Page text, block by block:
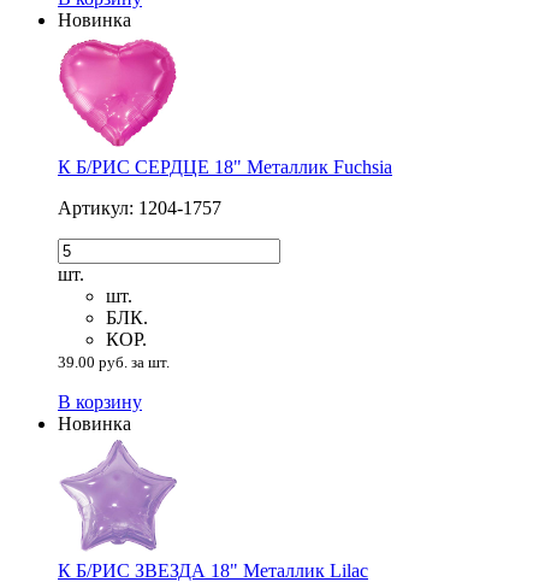
Новинка
К Б/РИС СЕРДЦЕ 18" Металлик Fuchsia
Артикул: 1204-1757
шт.
шт.
БЛК.
КОР.
39.00 руб. за шт.
В корзину
Новинка
К Б/РИС ЗВЕЗДА 18" Металлик Lilac